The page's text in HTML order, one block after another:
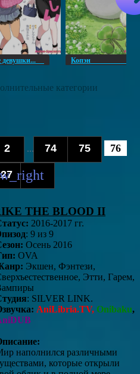
девушки... Копэн
категории
2 ... 74 75 76
THE BLOOD II
2016-2017 гг.
: 9 из 9
Осень 2016
OVA
Жанр: Экшен, Фэнтези,
Этти, Гарем,
Вампиры
: SILVER LINK.
AniLibria.TV, Onibaku,
наполнился различными
которые открыли